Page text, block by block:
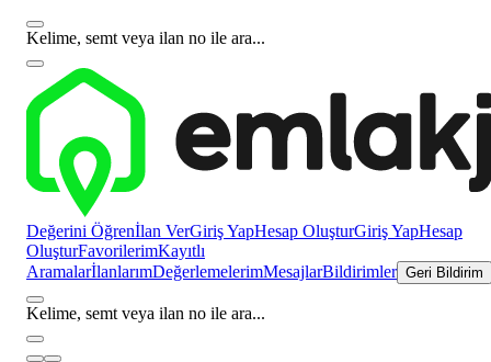
Kelime, semt veya ilan no ile ara...
Değerini Öğrenİlan VerGiriş YapHesap OluşturGiriş YapHesap
OluşturFavorilerimKayıtlı
AramalarİlanlarımDeğerlemelerimMesajlarBildirimler Geri Bildirim
Kelime, semt veya ilan no ile ara...